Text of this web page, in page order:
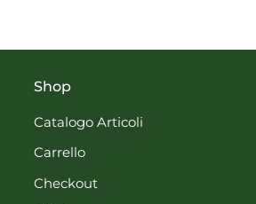
Shop
Catalogo Articoli
Carrello
Checkout